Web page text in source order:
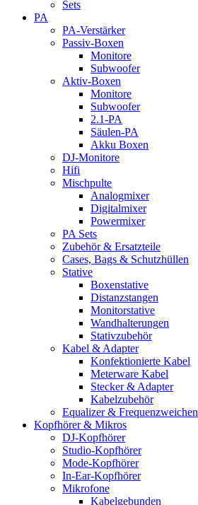
Sets
PA
PA-Verstärker
Passiv-Boxen
Monitore
Subwoofer
Aktiv-Boxen
Monitore
Subwoofer
2.1-PA
Säulen-PA
Akku Boxen
DJ-Monitore
Hifi
Mischpulte
Analogmixer
Digitalmixer
Powermixer
PA Sets
Zubehör & Ersatzteile
Cases, Bags & Schutzhüllen
Stative
Boxenstative
Distanzstangen
Monitorstative
Wandhalterungen
Stativzubehör
Kabel & Adapter
Konfektionierte Kabel
Meterware Kabel
Stecker & Adapter
Kabelzubehör
Equalizer & Frequenzweichen
Kopfhörer & Mikros
DJ-Kopfhörer
Studio-Kopfhörer
Mode-Kopfhörer
In-Ear-Kopfhörer
Mikrofone
Kabelgebunden